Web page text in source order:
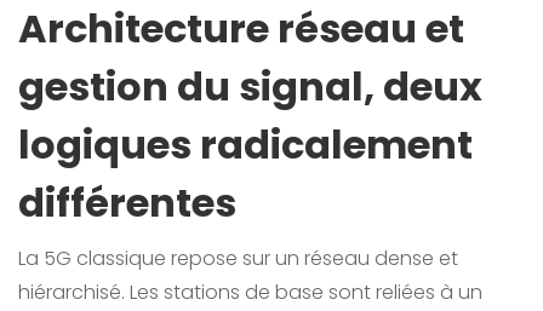
Architecture réseau et
gestion du signal, deux
logiques radicalement
différentes
La 5G classique repose sur un réseau dense et
hiérarchisé. Les stations de base sont reliées à un